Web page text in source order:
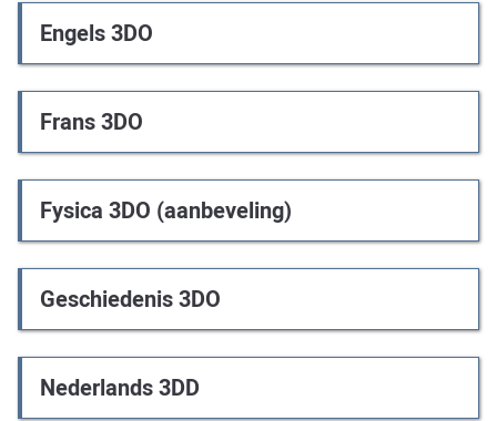
Engels 3DO
Frans 3DO
Fysica 3DO (aanbeveling)
Geschiedenis 3DO
Nederlands 3DD